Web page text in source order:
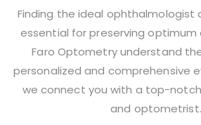
Finding the ideal
essential for preserving optimum
Faro Optometry understand
personalized and comprehensive
we connect you with a top-
and optometrist.